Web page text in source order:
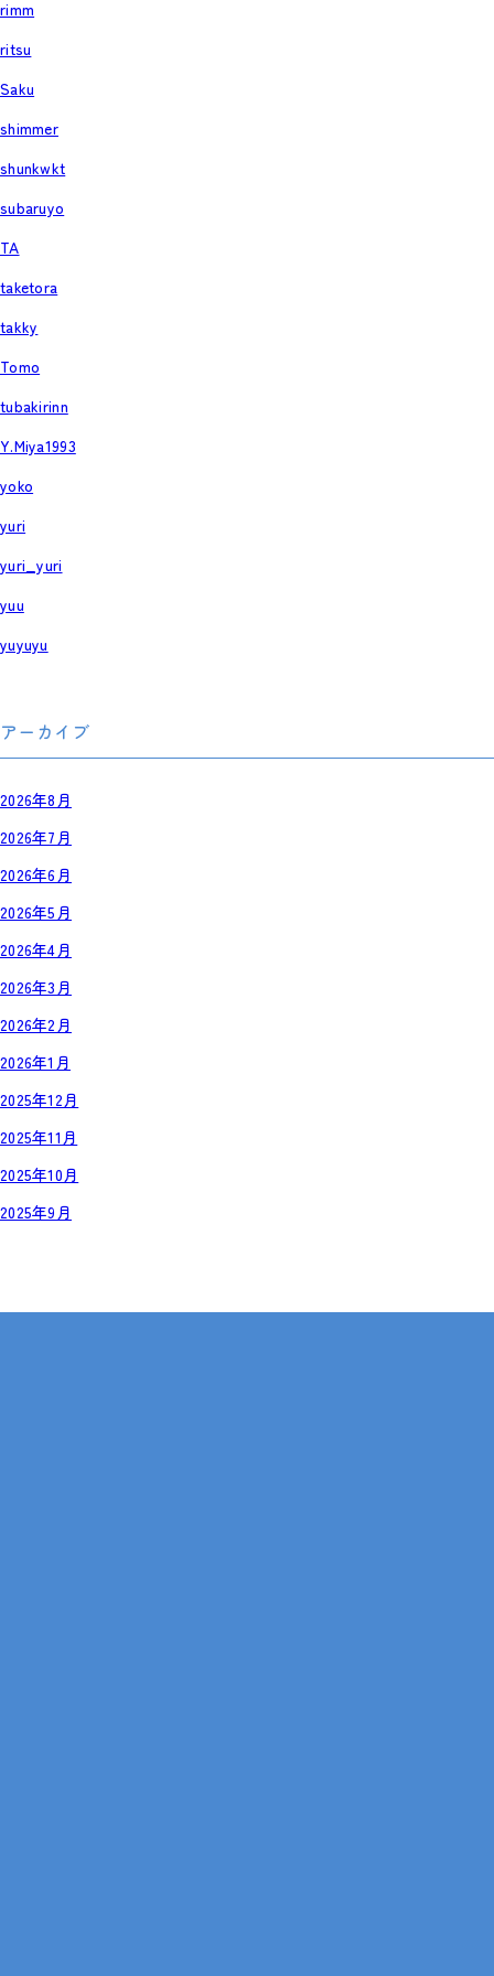
rimm
ritsu
Saku
shimmer
shunkwkt
subaruyo
TA
taketora
takky
Tomo
tubakirinn
Y.Miya1993
yoko
yuri
yuri_yuri
yuu
yuyuyu
アーカイブ
2026年8月
2026年7月
2026年6月
2026年5月
2026年4月
2026年3月
2026年2月
2026年1月
2025年12月
2025年11月
2025年10月
2025年9月